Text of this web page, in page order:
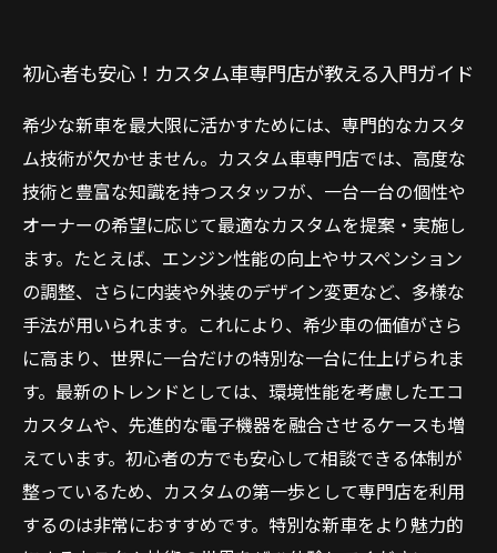
初心者も安心！カスタム車専門店が教える入門ガイド
希少な新車を最大限に活かすためには、専門的なカスタ
ム技術が欠かせません。カスタム車専門店では、高度な
技術と豊富な知識を持つスタッフが、一台一台の個性や
オーナーの希望に応じて最適なカスタムを提案・実施し
ます。たとえば、エンジン性能の向上やサスペンション
の調整、さらに内装や外装のデザイン変更など、多様な
手法が用いられます。これにより、希少車の価値がさら
に高まり、世界に一台だけの特別な一台に仕上げられま
す。最新のトレンドとしては、環境性能を考慮したエコ
カスタムや、先進的な電子機器を融合させるケースも増
えています。初心者の方でも安心して相談できる体制が
整っているため、カスタムの第一歩として専門店を利用
するのは非常におすすめです。特別な新車をより魅力的